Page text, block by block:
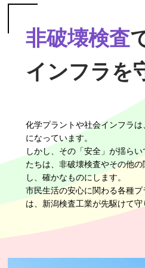
非破壊検査
インフラを
化学プラントや社会インフラ
になっています。
しかし、その「安全」が揺ら
たちは、非破壊検査やその他
し、確かなものにします。
市民生活の安心に関わる各種
は、新潟検査工業が先駆けて守